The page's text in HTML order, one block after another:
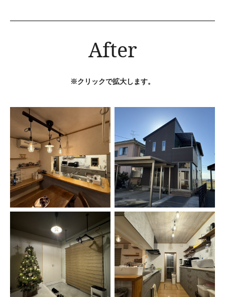
After
※クリックで拡大します。